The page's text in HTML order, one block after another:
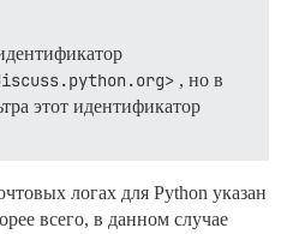
, но в
этот идентификатор
логах для Python указан
всего, в данном случае